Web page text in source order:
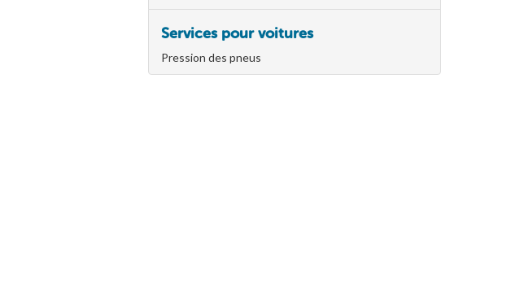
Services pour voitures
Pression des pneus